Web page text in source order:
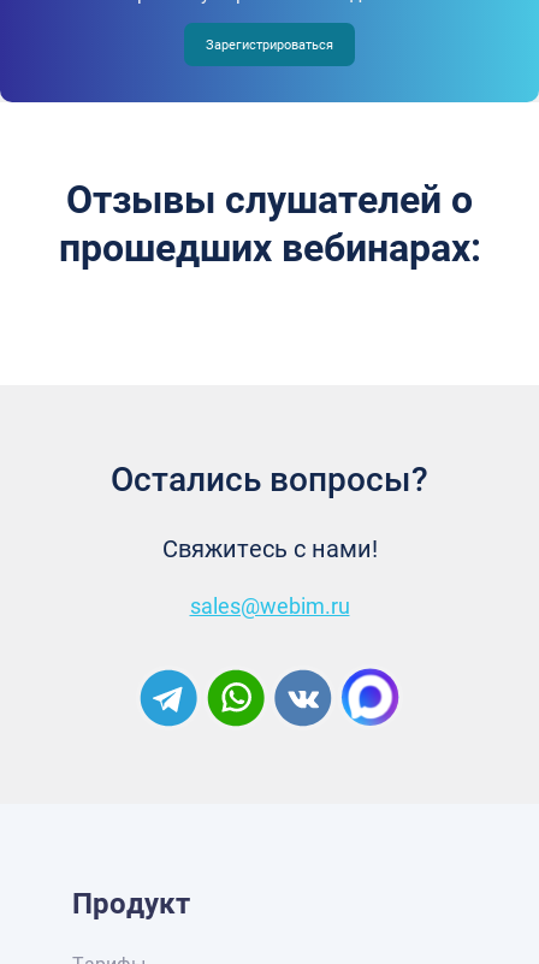
Зарегистрироваться
Отзывы слушателей о
прошедших вебинарах:
Остались вопросы?
Свяжитесь с нами!
sales@webim.ru
Продукт